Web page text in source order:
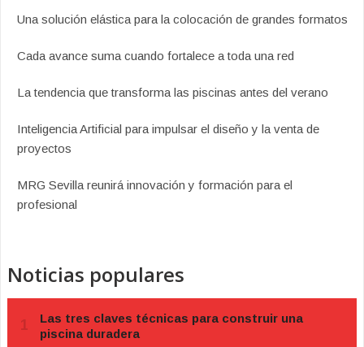
Una solución elástica para la colocación de grandes formatos
Cada avance suma cuando fortalece a toda una red
La tendencia que transforma las piscinas antes del verano
Inteligencia Artificial para impulsar el diseño y la venta de
proyectos
MRG Sevilla reunirá innovación y formación para el
profesional
Noticias populares